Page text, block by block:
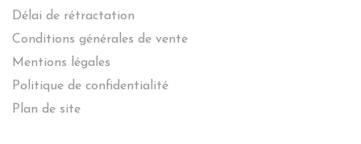
Délai de rétractation
Conditions générales de vente
Mentions légales
Politique de confidentialité
Plan de site